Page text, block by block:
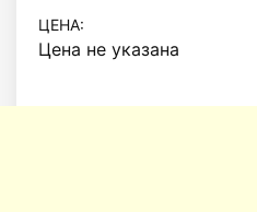
ЦЕНА:
Цена не указана